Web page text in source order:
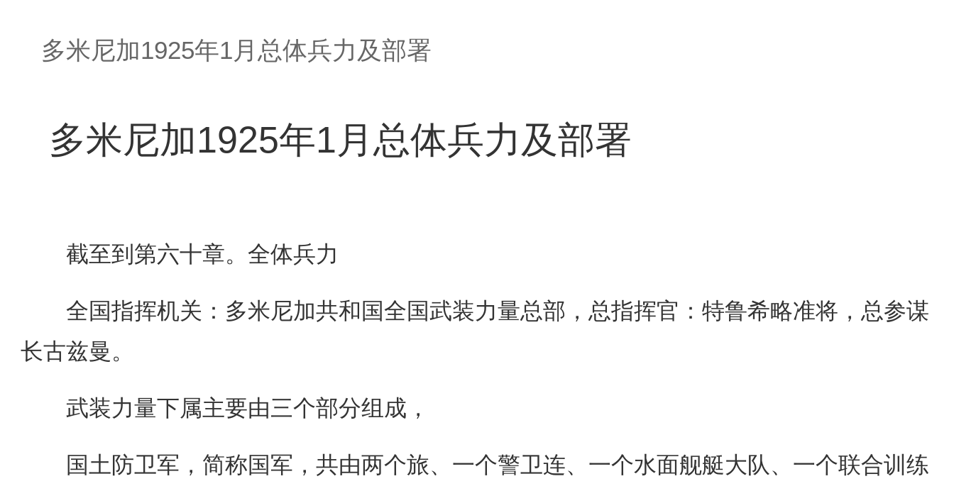
多米尼加1925年1月总体兵力及部署
多米尼加1925年1月总体兵力及部署
截至到第六十章。全体兵力
全国指挥机关：多米尼加共和国全国武装力量总部，总指挥官：特鲁希略准将，总参谋
长古兹曼。
武装力量下属主要由三个部分组成，
国土防卫军，简称国军，共由两个旅、一个警卫连、一个水面舰艇大队、一个联合训练